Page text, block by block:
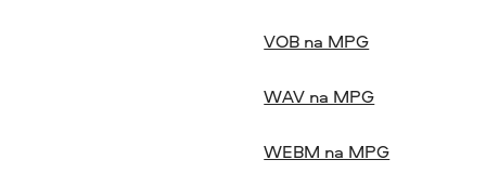
VOB na MPG
WAV na MPG
WEBM na MPG